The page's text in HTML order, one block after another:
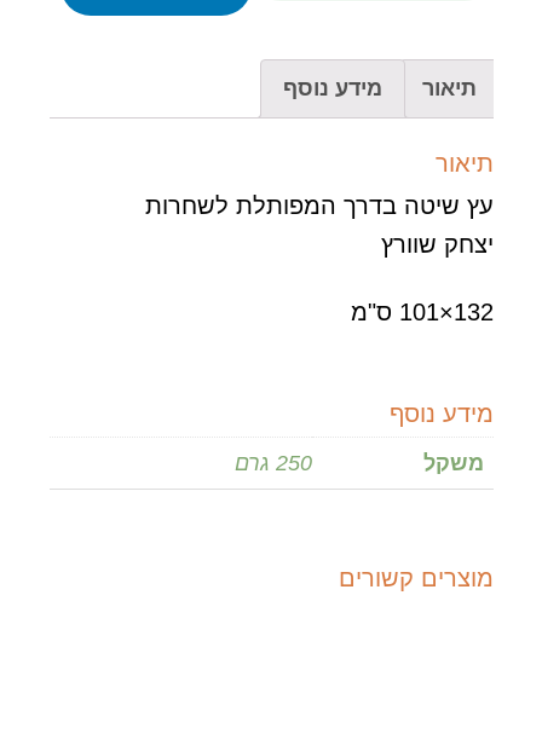
לוחם
תיאור מידע נוסף
תיאור
עץ שיטה בדרך המפותלת לשחרות
יצחק שוורץ
132×101 ס"מ
מידע נוסף
משקל 250 גרם
מוצרים קשורים